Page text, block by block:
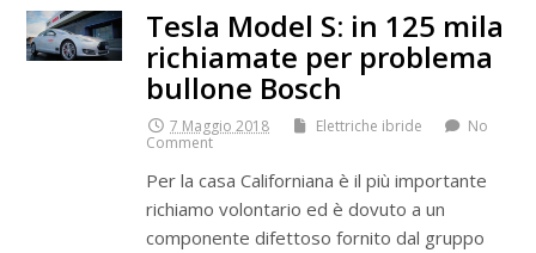
Tesla Model S: in 125 mila
richiamate per problema
bullone Bosch
7 Maggio 2018 Elettriche ibride
No
Comment
Per la casa Californiana è il più importante
richiamo volontario ed è dovuto a un
componente difettoso fornito dal gruppo